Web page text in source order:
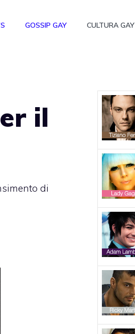
GOSSIP GAY CULTURA GAY
il
di